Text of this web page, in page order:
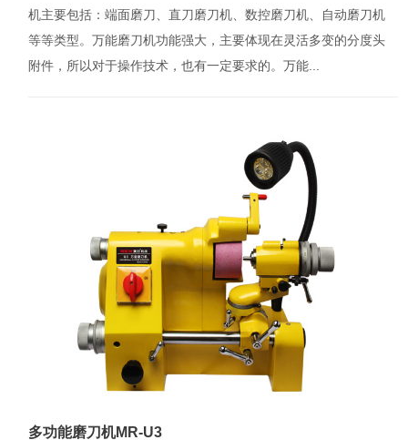
机主要包括：端面磨刀、直刀磨刀机、数控磨刀机、自动磨刀机
等等类型。万能磨刀机功能强大，主要体现在灵活多变的分度头
附件，所以对于操作技术，也有一定要求的。万能...
多功能磨刀机MR-U3